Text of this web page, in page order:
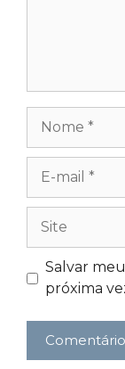
Site
Salvar
próxima